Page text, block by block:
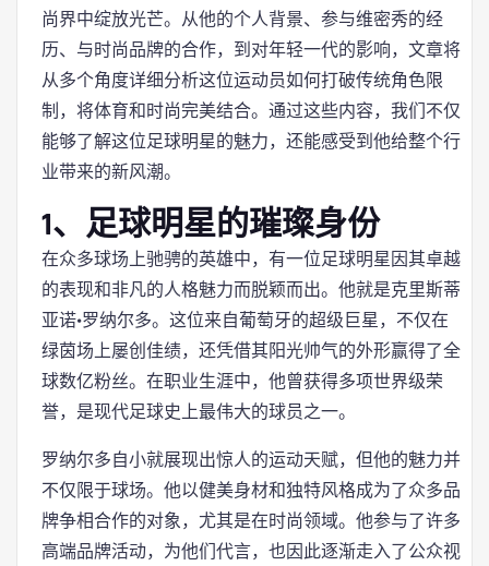
尚界中绽放光芒。从他的个人背景、参与维密秀的经
历、与时尚品牌的合作，到对年轻一代的影响，文章将
从多个角度详细分析这位运动员如何打破传统角色限
制，将体育和时尚完美结合。通过这些内容，我们不仅
能够了解这位足球明星的魅力，还能感受到他给整个行
业带来的新风潮。
1、足球明星的璀璨身份
在众多球场上驰骋的英雄中，有一位足球明星因其卓越
的表现和非凡的人格魅力而脱颖而出。他就是克里斯蒂
亚诺·罗纳尔多。这位来自葡萄牙的超级巨星，不仅在
绿茵场上屡创佳绩，还凭借其阳光帅气的外形赢得了全
球数亿粉丝。在职业生涯中，他曾获得多项世界级荣
誉，是现代足球史上最伟大的球员之一。
罗纳尔多自小就展现出惊人的运动天赋，但他的魅力并
不仅限于球场。他以健美身材和独特风格成为了众多品
牌争相合作的对象，尤其是在时尚领域。他参与了许多
高端品牌活动，为他们代言，也因此逐渐走入了公众视